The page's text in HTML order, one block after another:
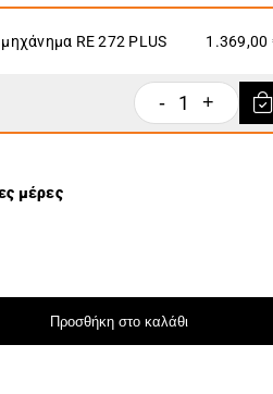
RE 272 PLUS 1.369,00
- 1 +
μέρες
Προσθήκη στο καλάθι